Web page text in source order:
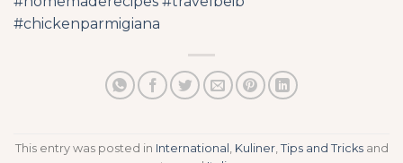
#chickenparmigiana
This entry was posted in International , Kuliner, Tips and Tricksand